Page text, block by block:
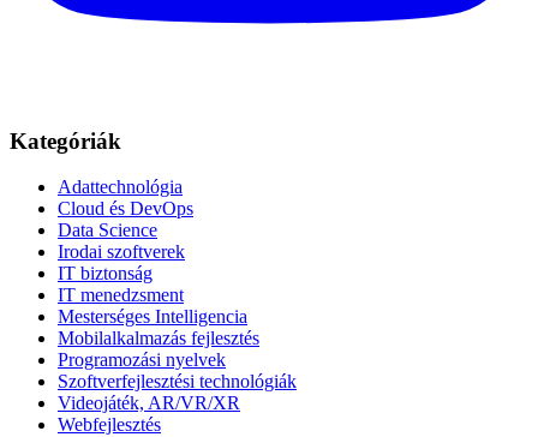
Kategóriák
Adattechnológia
Cloud és DevOps
Data Science
Irodai szoftverek
IT biztonság
IT menedzsment
Mesterséges Intelligencia
Mobilalkalmazás fejlesztés
Programozási nyelvek
Szoftverfejlesztési technológiák
Videojáték, AR/VR/XR
Webfejlesztés